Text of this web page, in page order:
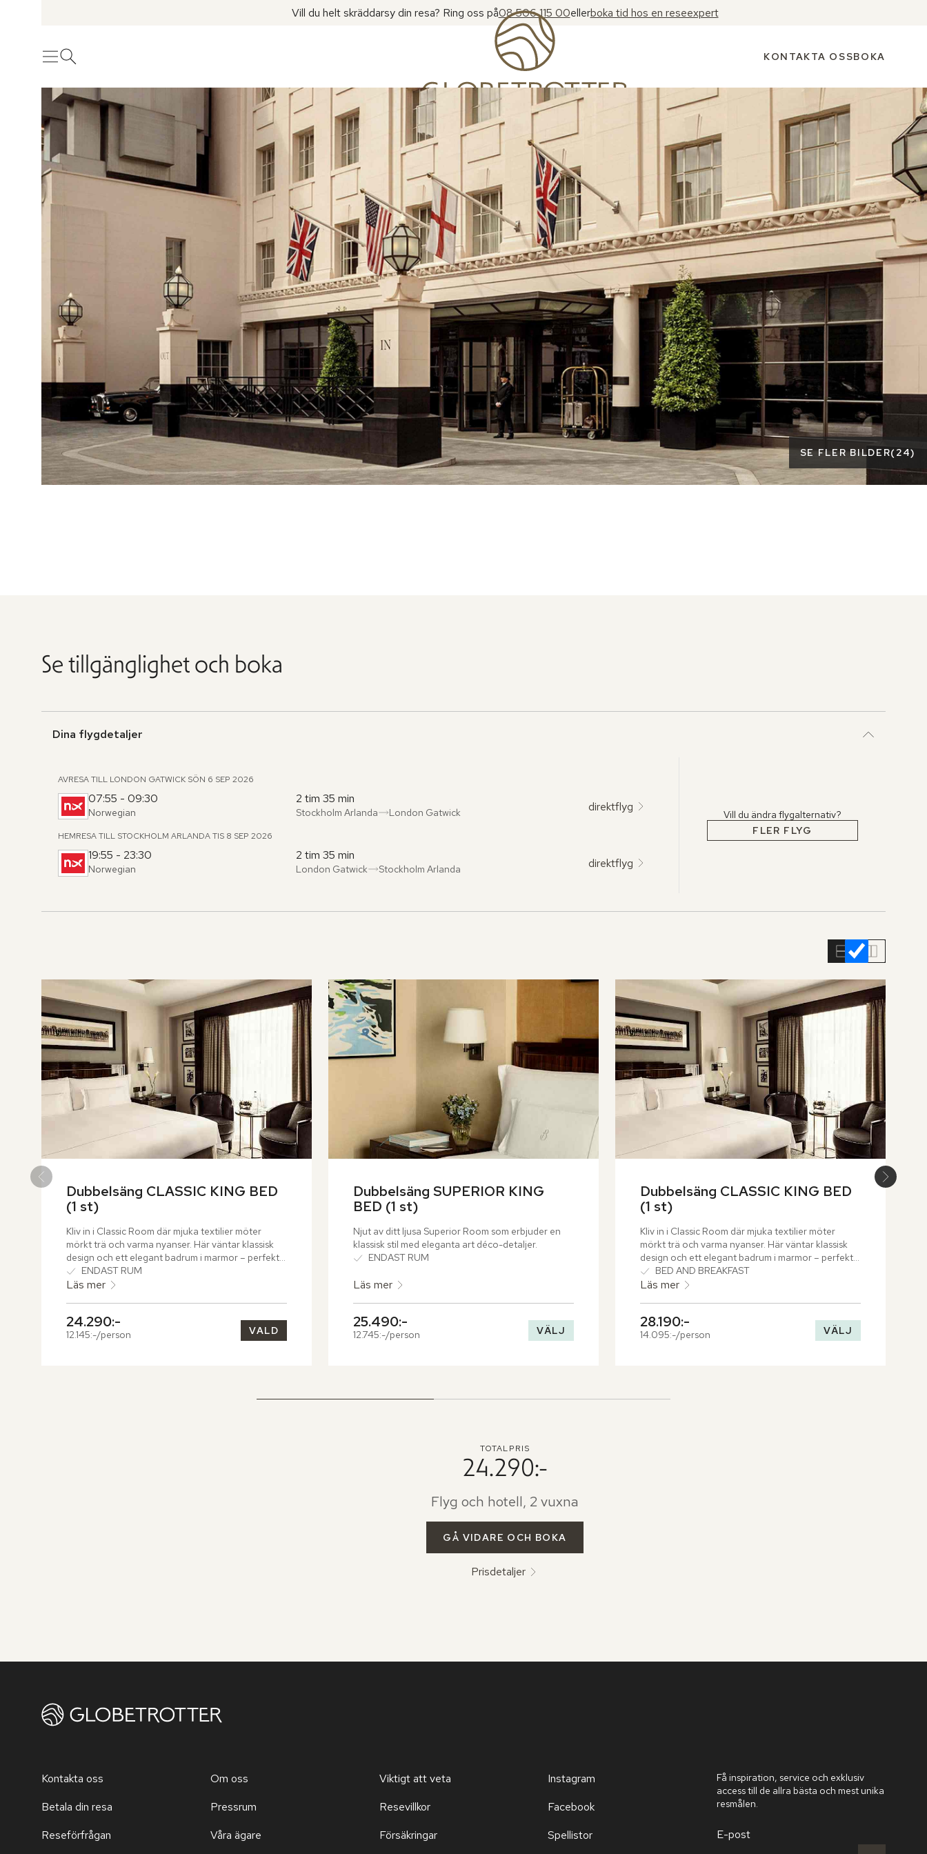
Vill du helt skräddarsy din resa? Ring oss på08 506 115 00ellerboka tid hos en reseexpert
MenyÖppna sök KONTAKTA OSSBOKA
Se fler bilder
SE FLER BILDER(24)
Se tillgänglighet och boka
Dina flygdetaljer
AVRESA TILL LONDON GATWICK SÖN 6 SEP 2026
07:55 - 09:30
Norwegian
2 tim 35 min
Från:
Stockholm Arlanda
,till: London Gatwick direktflyg
HEMRESA TILL STOCKHOLM ARLANDATIS 8 SEP 2026
19:55 - 23:30
Norwegian
2 tim 35 min
Från:
London Gatwick
,till : Stockholm Arlanda direktflyg
Vill du ändra flygalternativ?
FLER FLYG
Dubbelsäng CLASSIC KING BED
(1 st)
Kliv in i Classic Room där mjuka textilier möter
mörkt trä och varma nyanser. Här väntar klassisk
design och ett elegant badrum i marmor – perfekt
för avslappnande stunder.
ENDAST RUM
Läs mer
24.290:-
12.145:-/person VALD
Dubbelsäng SUPERIOR KING
BED (1 st)
Njut av ditt ljusa Superior Room som erbjuder en
klassisk stil med eleganta art déco-detaljer.
ENDAST RUM
Läs mer
25.490:-
12.745:-/person VÄLJ
Dubbelsäng CLASSIC KING BED
(1 st)
Kliv in i Classic Room där mjuka textilier möter
mörkt trä och varma nyanser. Här väntar klassisk
design och ett elegant badrum i marmor – perfekt
för avslappnande stunder.
BED AND BREAKFAST
Läs mer
28.190:-
14.095:-/person VÄLJ
TOTALPRIS
24.290:-
Flyg och hotell, 2 vuxna
GÅ VIDARE OCH BOKA
Prisdetaljer
Kontakta oss
Betala din resa
Reseförfrågan
Om oss
Pressrum
Våra ägare
Viktigt att veta
Resevillkor
Försäkringar
Instagram
Facebook
Spellistor
Få inspiration, service och exklusiv
access till de allra bästa och mest unika
resmålen.
E-post